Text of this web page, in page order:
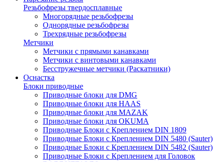
Резьбофрезы твердосплавные
Многорядные резьбофрезы
Однорядные резьбофрезы
Трехрядные резьбофрезы
Метчики
Метчики с прямыми канавками
Метчики с винтовыми канавками
Бесстружечные метчики (Раскатники)
Оснастка
Блоки приводные
Приводные блоки для DMG
Приводные блоки для HAAS
Приводные блоки для MAZAK
Приводные блоки для OKUMA
Приводные Блоки с Креплением DIN 1809
Приводные Блоки с Креплением DIN 5480 (Sauter)
Приводные Блоки с Креплением DIN 5482 (Sauter)
Приводные Блоки с Креплением для Головок